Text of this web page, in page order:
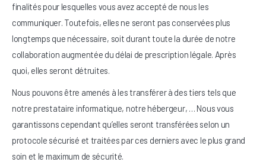
finalités pour lesquelles vous avez accepté de nous les
communiquer. Toutefois, elles ne seront pas conservées plus
longtemps que nécessaire, soit durant toute la durée de notre
collaboration augmentée du délai de prescription légale. Après
quoi, elles seront détruites.
Nous pouvons être amenés à les transférer à des tiers tels que
notre prestataire informatique, notre hébergeur, … Nous vous
garantissons cependant qu’elles seront transférées selon un
protocole sécurisé et traitées par ces derniers avec le plus grand
soin et le maximum de sécurité.